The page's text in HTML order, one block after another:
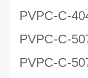
PVPC-C-
PVPC-C-
PVPC-C-